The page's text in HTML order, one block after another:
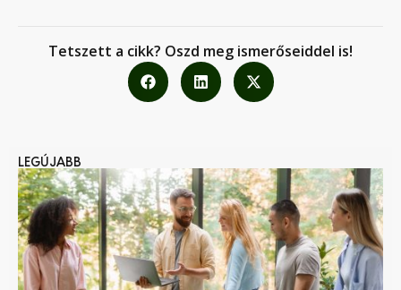
Tetszett a cikk? Oszd meg ismerőseiddel is!
LEGÚJABB